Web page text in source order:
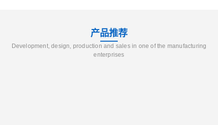
产品推荐
Development, design, production and sales in one of the manufacturing
enterprises